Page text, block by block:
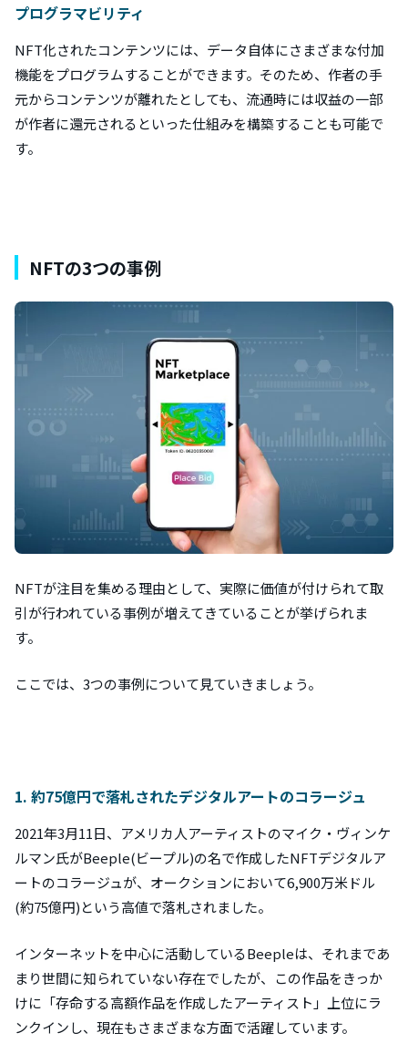
プログラマビリティ
NFT化されたコンテンツには、データ自体にさまざまな付加
機能をプログラムすることができます。そのため、作者の手
元からコンテンツが離れたとしても、流通時には収益の一部
が作者に還元されるといった仕組みを構築することも可能で
す。
NFTの3つの事例
NFTが注目を集める理由として、実際に価値が付けられて取
引が行われている事例が増えてきていることが挙げられま
す。
ここでは、3つの事例について見ていきましょう。
1. 約75億円で落札されたデジタルアートのコラージュ
2021年3月11日、アメリカ人アーティストのマイク・ヴィンケ
ルマン氏がBeeple(ビープル)の名で作成したNFTデジタルア
ートのコラージュが、オークションにおいて6,900万米ドル
(約75億円)という高値で落札されました。
インターネットを中心に活動しているBeepleは、それまであ
まり世間に知られていない存在でしたが、この作品をきっか
けに「存命する高額作品を作成したアーティスト」上位にラ
ンクインし、現在もさまざまな方面で活躍しています。